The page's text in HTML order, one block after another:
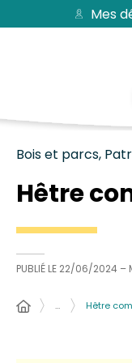
Aide et accessibilité
Passer au menu
Passer au contenu
Mes
Bois et parcs,
Hêtre
PUBLIÉ LE 22/06/2024 –
… Hêtre